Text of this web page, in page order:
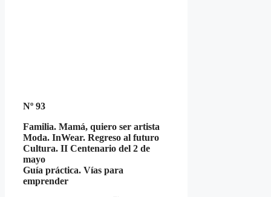
Nº 93
Familia. Mamá, quiero ser artista
Moda. InWear. Regreso al futuro
Cultura. II Centenario del 2 de
mayo
Guía práctica. Vías para
emprender